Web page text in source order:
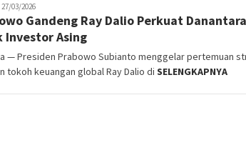
Yakop
27/03/2026
Gandeng Ray Dalio Perkuat
Investor Asing
— Presiden Prabowo Subianto menggelar pertemuan
tokoh keuangan global Ray Dalio di SELENGKAPNYA